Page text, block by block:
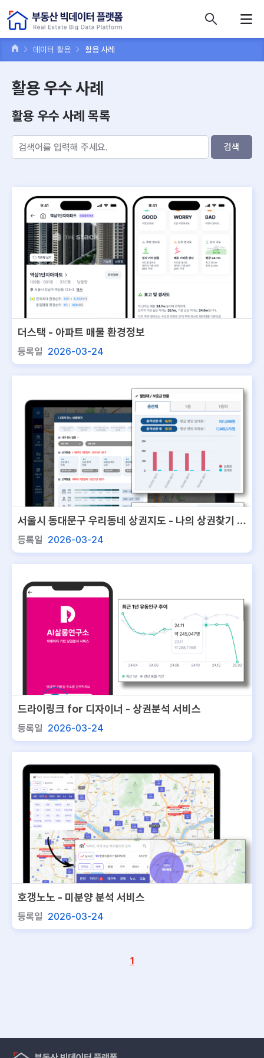
데이터 활용 활용 사례
활용 우수 사례
활용 우수 사례 목록
검색
더스택 - 아파트 매물 환경정보
등록일 2026-03-24
서울시 동대문구 우리동네 상권지도 - 나의 상권찾기 서
비스
등록일 2026-03-24
드라이링크 for 디자이너 - 상권분석 서비스
등록일 2026-03-24
호갱노노 - 미분양 분석 서비스
등록일 2026-03-24
1